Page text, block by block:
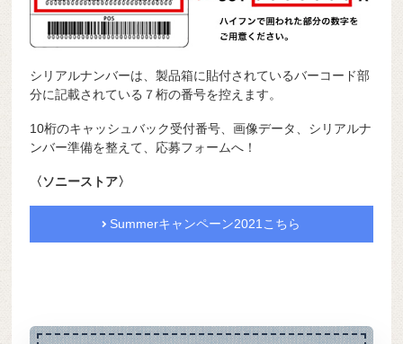
シリアルナンバーは、製品箱に貼付されているバーコード部
分に記載されている７桁の番号を控えます。
10桁のキャッシュバック受付番号、画像データ、シリアルナ
ンバー準備を整えて、応募フォームへ！
〈ソニーストア〉
Summerキャンペーン2021こちら